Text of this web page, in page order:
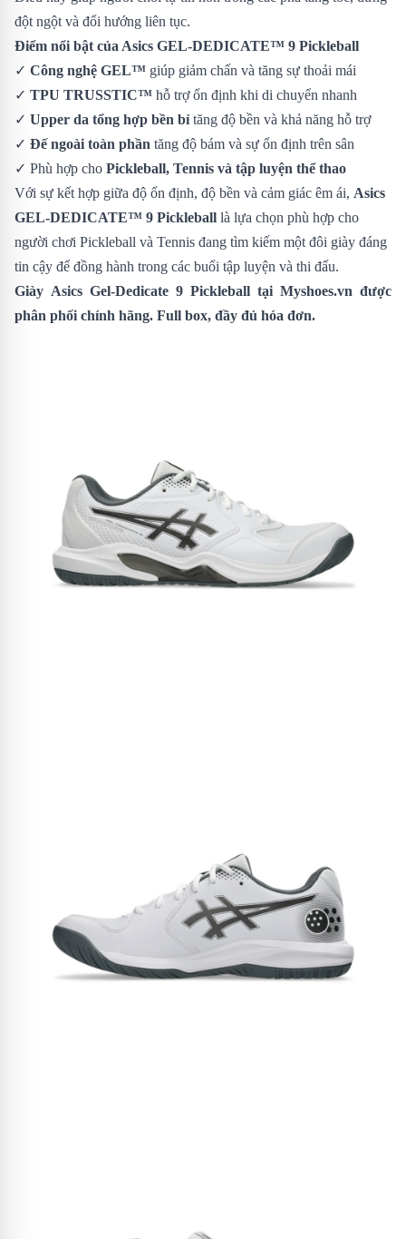
đột ngột và đổi hướng liên tục.
Điểm nổi bật của Asics GEL-DEDICATE™ 9 Pickleball
✓ Công nghệ GEL™ giúp giảm chấn và tăng sự thoải mái
✓ TPU TRUSSTIC™ hỗ trợ ổn định khi di chuyển nhanh
✓ Upper da tổng hợp bền bỉ tăng độ bền và khả năng hỗ trợ
✓ Đế ngoài toàn phần tăng độ bám và sự ổn định trên sân
✓ Phù hợp cho Pickleball, Tennis và tập luyện thể thao
Với sự kết hợp giữa độ ổn định, độ bền và cảm giác êm ái, Asics
GEL-DEDICATE™ 9 Pickleball là lựa chọn phù hợp cho
người chơi Pickleball và Tennis đang tìm kiếm một đôi giày đáng
tin cậy để đồng hành trong các buổi tập luyện và thi đấu.
Giày Asics Gel-Dedicate 9 Pickleball tại Myshoes.vn được
phân phối chính hãng. Full box, đầy đủ hóa đơn.